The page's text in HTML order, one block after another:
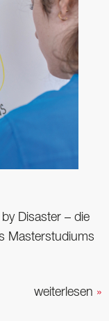
Disaster – die
Masterstudiums
weiterlesen »